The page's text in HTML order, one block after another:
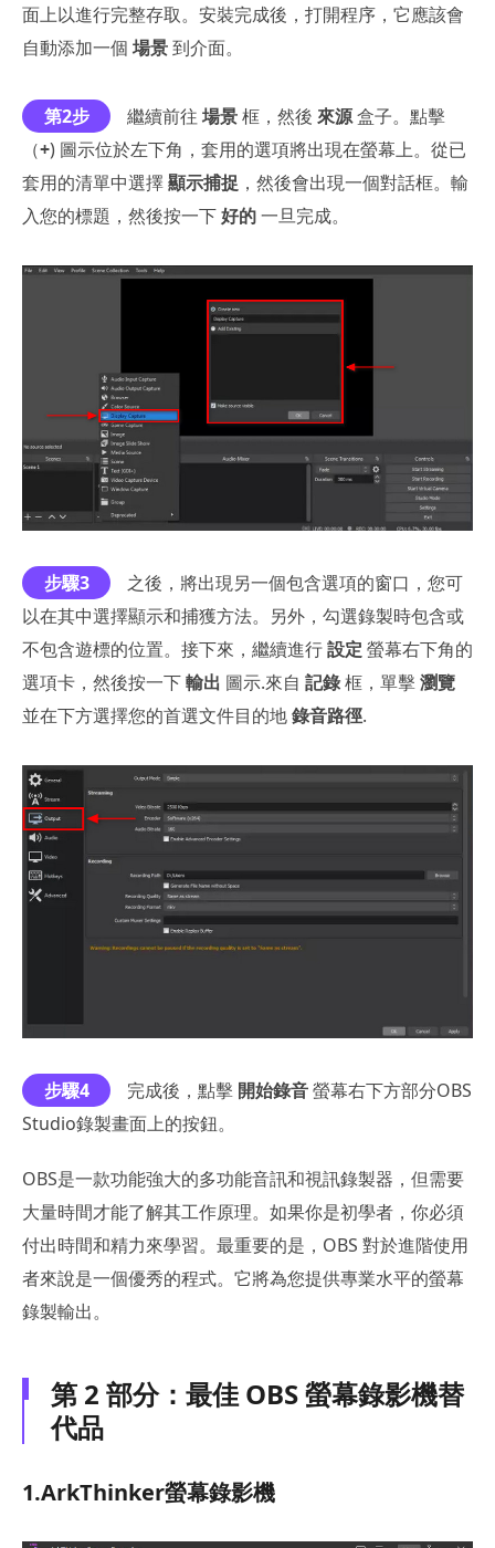
面上以進行完整存取。安裝完成後，打開程序，它應該會
自動添加一個 場景到介面。
第2步 繼續前往 場景框，然後 來源盒子。點擊
（+) 圖示位於左下角，套用的選項將出現在螢幕上。從已
套用的清單中選擇顯示捕捉 ，然後會出現一個對話框。輸
入您的標題，然後按一下好的一旦完成。
步驟3
之後，將出現另一個包含選項的窗口，您可
以在其中選擇顯示和捕獲方法。另外，勾選錄製時包含或
不包含遊標的位置。接下來，繼續進行設定 螢幕右下角的
選項卡，然後按一下輸出 圖示.來自 記錄框，單擊瀏覽
並在下方選擇您的首選文件目的地錄音路徑.
步驟4 完成後，點擊 開始錄音螢幕右下方部分OBS
Studio錄製畫面上的按鈕。
OBS是一款功能強大的多功能音訊和視訊錄製器，但需要
大量時間才能了解其工作原理。如果你是初學者，你必須
付出時間和精力來學習。最重要的是，OBS 對於進階使用
者來說是一個優秀的程式。它將為您提供專業水平的螢幕
錄製輸出。
第 2 部分：最佳 OBS 螢幕錄影機替
代品
1.ArkThinker螢幕錄影機